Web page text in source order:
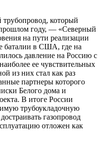
который
году, — «Северный
на пути реализации
баталии в США, где на
давление на Россию с
ее чувствительных
из них стал как раз
партнеры которого
Белого дома и
В итоге России
трубоукладочную
газопровод
отложен как